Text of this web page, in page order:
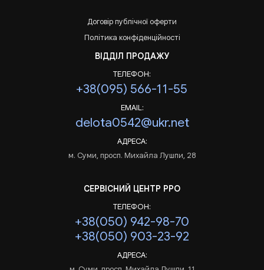
Договір публічної оферти
Політика конфіденційності
ВІДДІЛ ПРОДАЖУ
ТЕЛЕФОН:
+38(095) 566-11-55
EMAIL:
delota0542@ukr.net
АДРЕСА:
м. Суми, просп. Михайла Лушпи, 28
СЕРВІСНИЙ ЦЕНТР РРО
ТЕЛЕФОН:
+38(050) 942-98-70
+38(050) 903-23-92
АДРЕСА: